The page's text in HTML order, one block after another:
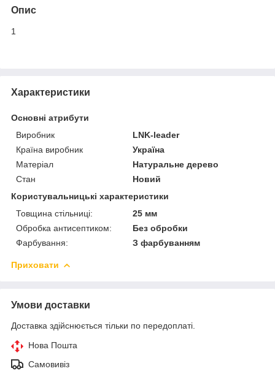
Опис
1
Характеристики
Основні атрибути
Виробник
LNK-leader
Країна виробник
Україна
Матеріал
Натуральне дерево
Стан
Новий
Користувальницькі характеристики
Товщина стільниці:
25 мм
Обробка антисептиком:
Без обробки
Фарбування:
З фарбуванням
Приховати
Умови доставки
Доставка здійснюється тільки по передоплаті.
Нова Пошта
Самовивіз